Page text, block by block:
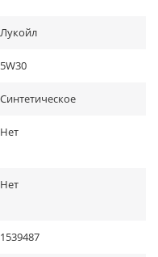
Лукойл
5W30
Синтетическое
Нет
Нет
1539487